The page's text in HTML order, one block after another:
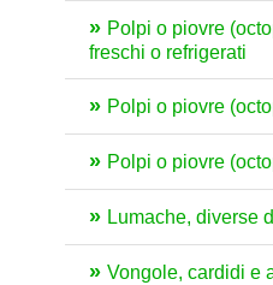
Polpi o piovre
freschi o refrigerati
Polpi o piovre
Polpi o piovre
Lumache, diverse
Vongole, cardidi e